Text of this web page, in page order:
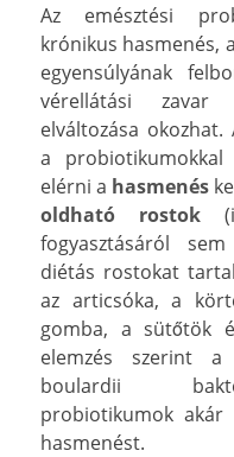
Az emésztési
krónikus hasmenés,
egyensúlyának
vérellátási zavar
elváltozása
a
elérni a hasmenés
oldható rostok
fogyasztásáról
diétás rostokat
az articsóka, a
gomba, a sütőtök
elemzés szerint
boulardii
probiotikumok
hasmenést.